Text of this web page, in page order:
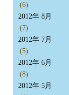
(6)
2012年 8月
(7)
2012年 7月
(5)
2012年 6月
(8)
2012年 5月